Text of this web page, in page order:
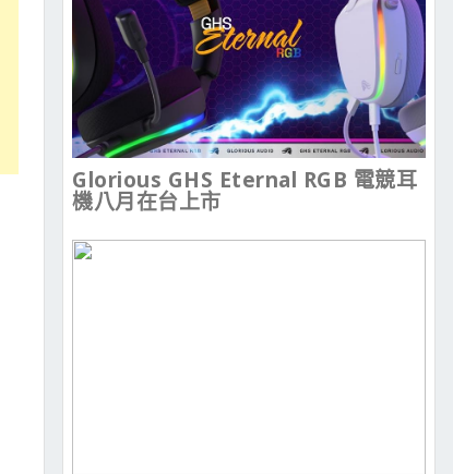
Glorious GHS Eternal RGB 電競耳
機八月在台上市